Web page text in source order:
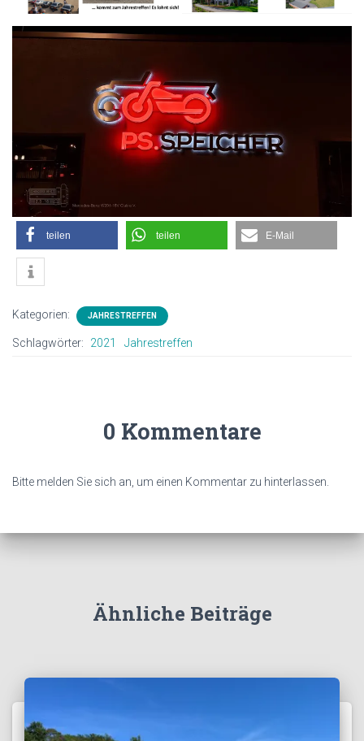
teilen teilen E-Mail
Kategorien: JAHRESTREFFEN
Schlagwörter: 2021 Jahrestreffen
0 Kommentare
Bitte melden Sie sich an, um einen Kommentar zu hinterlassen.
Ähnliche Beiträge